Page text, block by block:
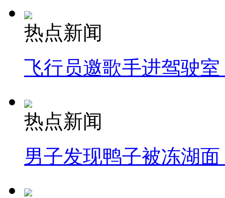
热点新闻
飞行员邀歌手进驾驶
热点新闻
男子发现鸭子被冻湖